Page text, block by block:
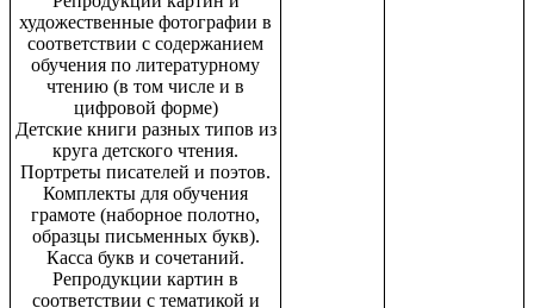
художественные фотографии в
соответствии с содержанием
обучения по литературному
чтению (в том числе и в
цифровой форме)
Детские книги разных типов из
круга детского чтения.
Портреты писателей и поэтов.
Комплекты для обучения
грамоте (наборное полотно,
образцы письменных букв).
Касса букв и сочетаний.
Репродукции картин в
соответствии с тематикой и